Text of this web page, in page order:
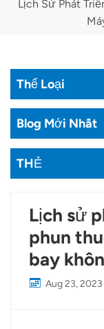
Lịch Sử Phát
Thể Loại
Blog Mới Nhất
THẺ
Lịch sử
phun
bay
Aug 23, 2023